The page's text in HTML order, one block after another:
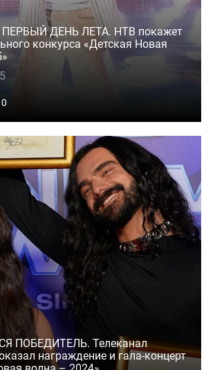
ДЕНЬ ЛЕТА. НТВ покажет
конкурса «Детская Новая
0
ПОБЕДИТЕЛЬ. Телеканал
награждение и гала-концерт